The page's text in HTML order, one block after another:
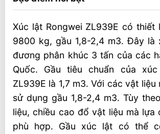
giá
Xúc lật Rongwei ZL939E có thiết
9800 kg, gầu 1,8-2,4 m3. Đây là
đương phân khúc 3 tấn của các
Quốc. Gầu tiêu chuẩn của
ZL939E là 1,7 m3. Với các vật liệu
sử dụng gầu 1,8-2,4 m3. Tùy
liệu, chiều cao đổ vật liệu mà lựa
phù hợp. Gầu xúc lật có thể